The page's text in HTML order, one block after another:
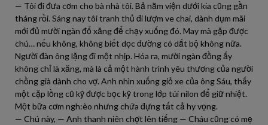
— Tôi đi đưa cơm cho bà nhà tôi. Bả nằm viện dưới kia cũng gần
tháng rồi. Sáng nay tôi tranh thủ đi lượm ve chai, dành dụm mãi
mới đủ mười ngàn đổ xăng để chạy xuống đó. May mà gặp được
chú… nếu không, không biết dọc đường có dắt bộ không nữa.
Người đàn ông lặng đi một nhịp. Hóa ra, mười ngàn đồng ấy
không chỉ là xăng, mà là cả một hành trình yêu thương của người
chồng già dành cho vợ. Anh nhìn xuống giỏ xe của ông Sáu, thấy
một cặp lồng cũ kỹ được bọc kỹ trong lớp túi nilon để giữ nhiệt.
Một bữa cơm ngh:èo nhưng chứa đựng tất cả hy vọng.
— Chú này, — Anh thanh niên chợt lên tiếng — Cháu cũng có mẹ